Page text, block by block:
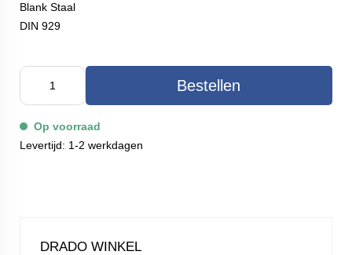
Blank Staal
DIN 929
Bestellen
Op voorraad
Levertijd: 1-2 werkdagen
DRADO WINKEL